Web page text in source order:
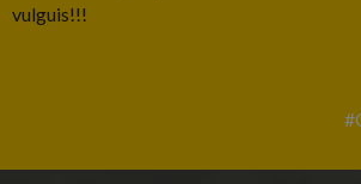
vulguis!!!